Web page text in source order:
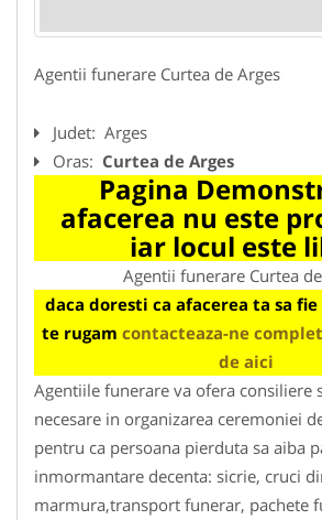
Agentii funerare Curtea de Arges
Judet: Arges
Oras: Curtea de Arges
Pagina
afacerea nu este
iar locul este
Agentii funerare Curtea
daca doresti ca afacerea ta sa
te rugam contacteaza-ne
de aici
Agentiile funerare va ofera consiliere
necesare in organizarea ceremoniei
pentru ca persoana pierduta sa aiba
inmormantare decenta: sicrie, cruci
marmura,transport funerar, pachete